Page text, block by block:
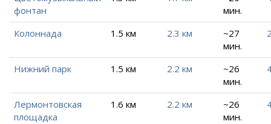
фонтан
мин.
Колоннада 1.5 км 2.3 км
~27
мин.
Нижний парк 1.5 км 2.2 км
~26
мин.
Лермонтовская
площадка
1.6 км 2.2 км
~26
мин.